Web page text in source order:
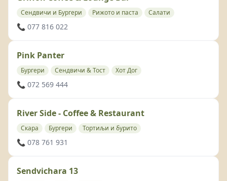
Сендвичи и Бургери Рижото и паста Салати
📞 077 816 022
Pink Panter
Бургери Сендвичи & Тост Хот Дог
📞 072 569 444
River Side - Coffee & Restaurant
Скара Бургери Тортиљи и бурито
📞 078 761 931
Sendvichara 13